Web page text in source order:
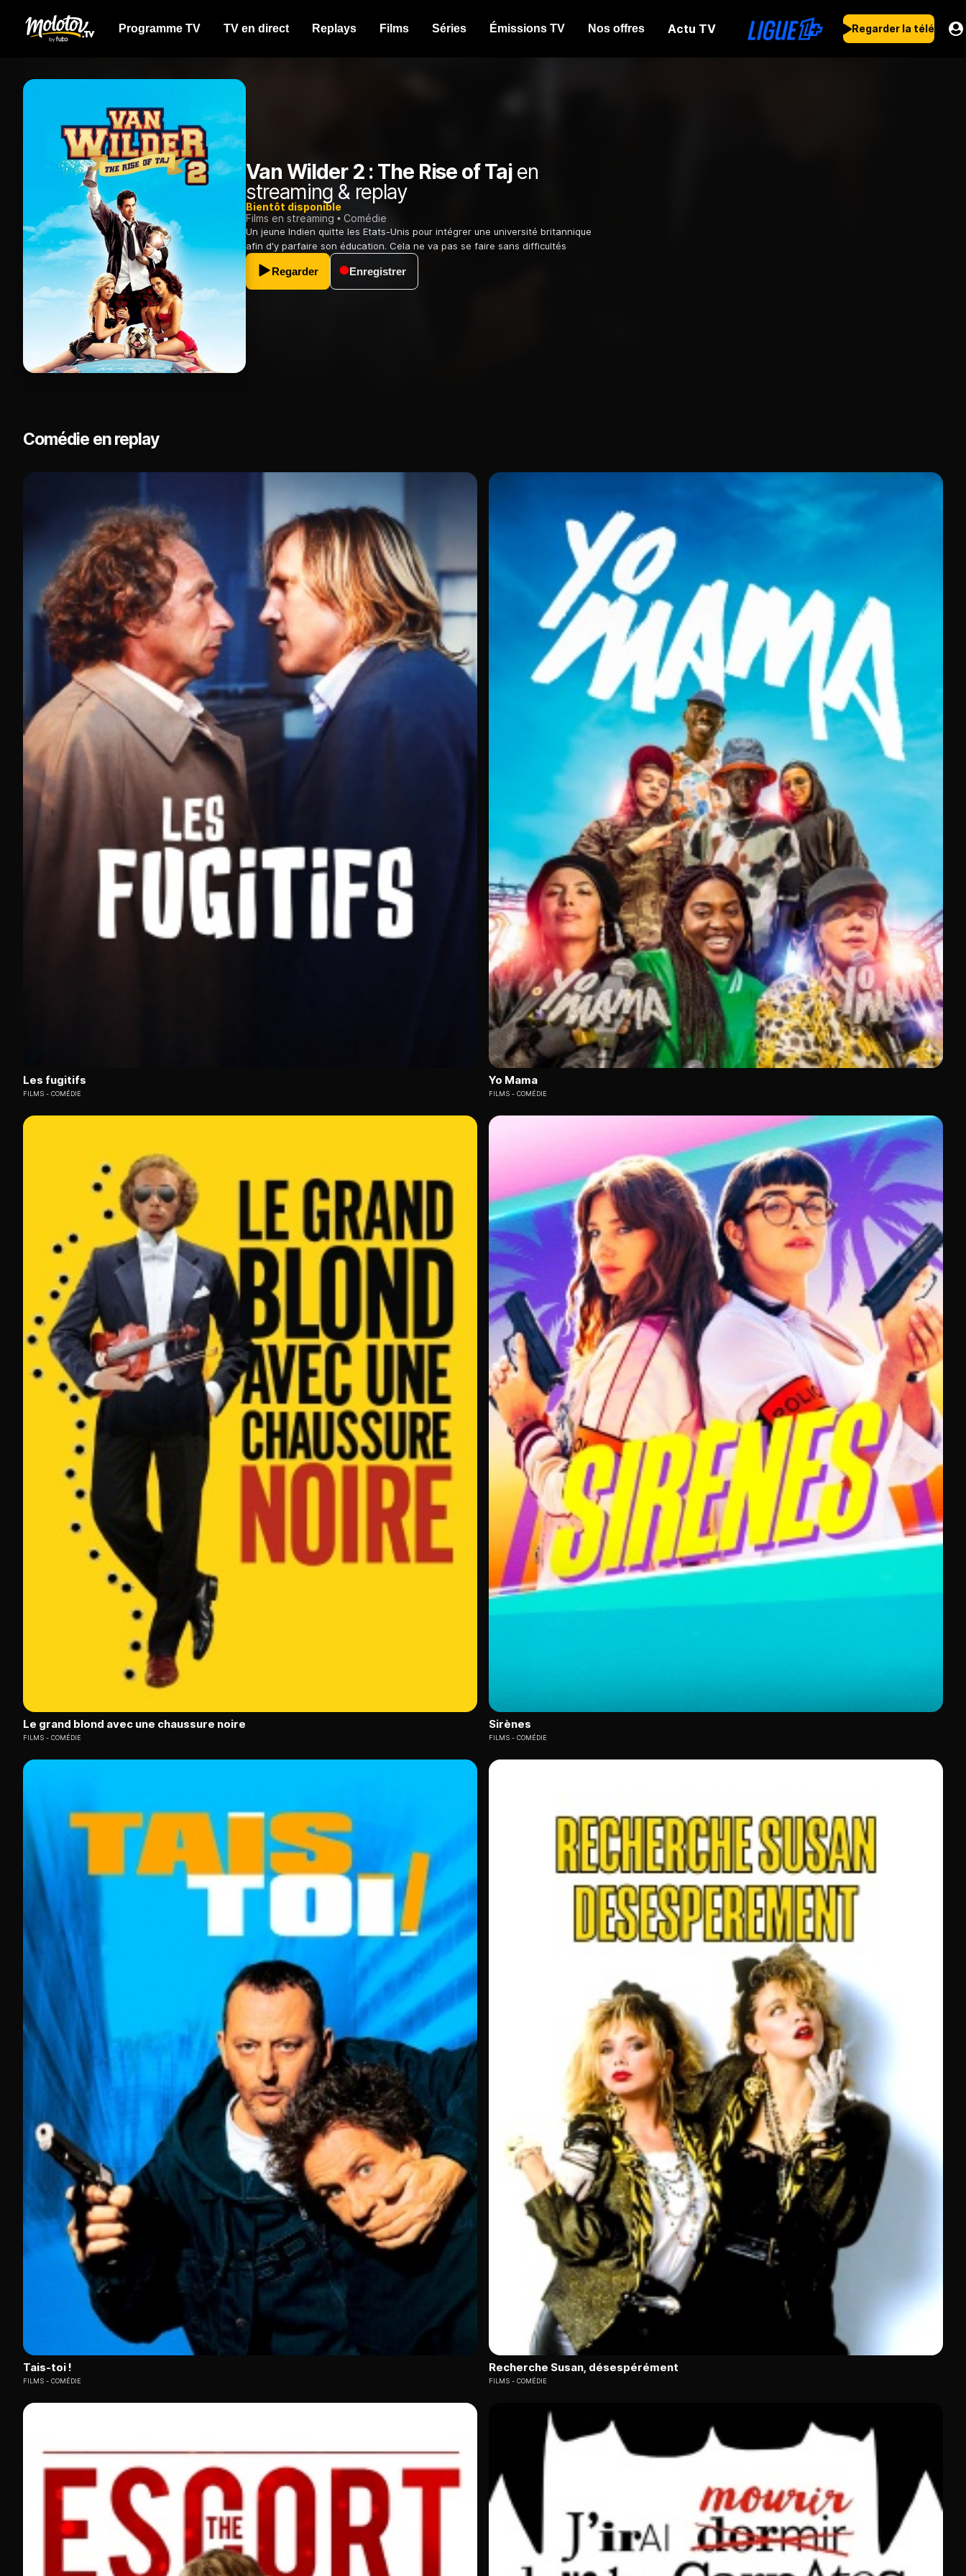
Programme TV TV en direct Replays Films Séries Émissions TV Nos offres Actu TV Regarder la télé
Van Wilder 2 : The Rise of Tajen
streaming & replay
Bientôt disponible
Films en streaming
Comédie
Un jeune Indien quitte les Etats-Unis pour intégrer une université britannique
afin d'y parfaire son éducation. Cela ne va pas se faire sans difficultés
Regarder Enregistrer
Comédie en replay
Les fugitifs
FILMS COMÉDIE
Yo Mama
FILMS COMÉDIE
Le grand blond avec une chaussure noire
FILMS COMÉDIE
Sirènes
FILMS COMÉDIE
Tais-toi !
FILMS COMÉDIE
Recherche Susan, désespérément
FILMS COMÉDIE